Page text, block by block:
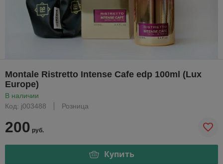
Montale Ristretto Intense Cafe edp 100ml (Lux
Europe)
В наличии
Код: j003488
Розница
200 руб.
Купить